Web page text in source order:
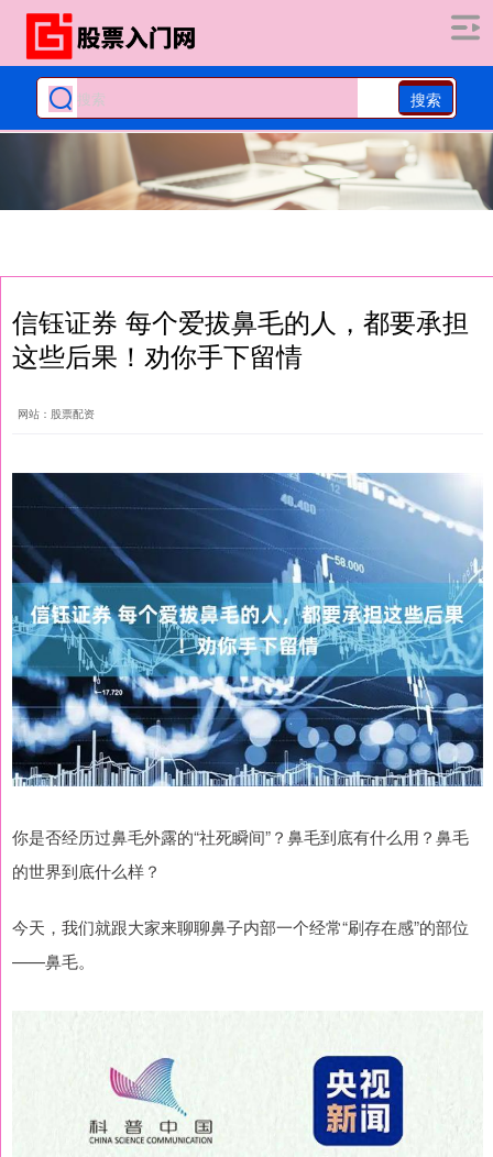
搜索
信钰证券 每个爱拔鼻毛的人，都要承担
这些后果！劝你手下留情
网站：股票配资
你是否经历过鼻毛外露的“社死瞬间”？鼻毛到底有什么用？鼻毛
的世界到底什么样？
今天，我们就跟大家来聊聊鼻子内部一个经常“刷存在感”的部位
——鼻毛。